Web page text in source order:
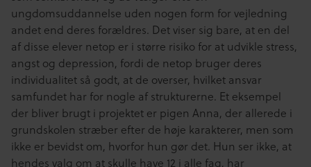
ungdomsuddannelse uden nogen form for vejledning
andet end deres forældres. Det viser sig bare, at en del
af disse elever netop er i større risiko for at udvikle stress,
angst og depression, fordi de netop bruger deres
individualitet så godt, at de overser, hvilket ansvar
samfundet har for nogle af strukturerne. Et eksempel
der bliver brugt i projektet er pigen Anna, der allerede i
grundskolen stræber efter de høje karakterer, men som
ikke er bevidst om, hvorfor hun gør det. Hun ser ikke, at
hendes valg om at skulle have 12 i alle fag, har